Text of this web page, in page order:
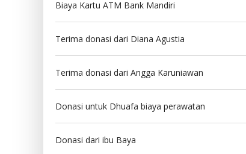
Biaya Kartu ATM Bank Mandiri
Terima donasi dari Diana Agustia
Terima donasi dari Angga Karuniawan
Donasi untuk Dhuafa biaya perawatan
Donasi dari ibu Baya